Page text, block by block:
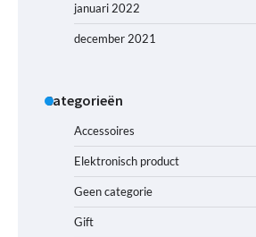
januari 2022
december 2021
Categorieën
Accessoires
Elektronisch product
Geen categorie
Gift